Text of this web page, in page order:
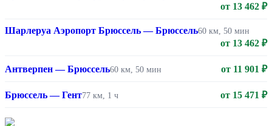
от 13 462 ₽
Шарлеруа Аэропорт Брюссель — Брюссель60 км, 50 мин
от 13 462 ₽
Антверпен — Брюссель60 км, 50 мин от 11 901 ₽
Брюссель — Гент77 км, 1 ч от 15 471 ₽